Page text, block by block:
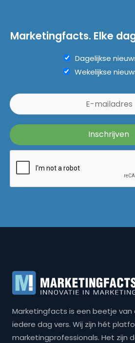
Marketingfacts. Elke
Dagelijkse
Wekelijkse
Marketingfacts is een beetje van
iedere dag vers. Wij zijn hét
marketingprofessionals. Het zijn